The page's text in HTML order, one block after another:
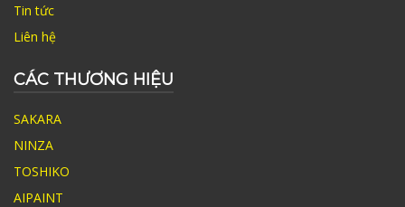
Tin tức
Liên hệ
CÁC THƯƠNG HIỆU
SAKARA
NINZA
TOSHIKO
AIPAINT